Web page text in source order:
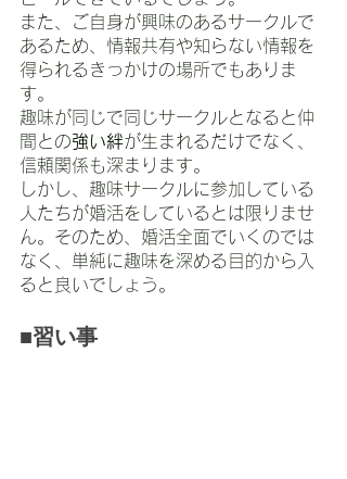
また、ご自身が興味のあるサークルで
あるため、情報共有や知らない情報を
得られるきっかけの場所でもありま
す。
趣味が同じで同じサークルとなると仲
間との強い絆が生まれるだけでなく、
信頼関係も深まります。
しかし、趣味サークルに参加している
人たちが婚活をしているとは限りませ
ん。そのため、婚活全面でいくのでは
なく、単純に趣味を深める目的から入
ると良いでしょう。
■習い事